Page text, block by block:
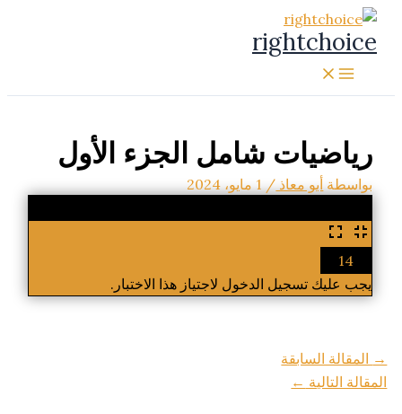
تخطي
المحتوى
rightchoice
رياضيات شامل الجزء الأول
بواسطة أبو معاذ / 1 مايو، 2024
14
يجب عليك تسجيل الدخول لاجتياز هذا الاختبار.
→ المقالة السابقة
المقالة التالية ←